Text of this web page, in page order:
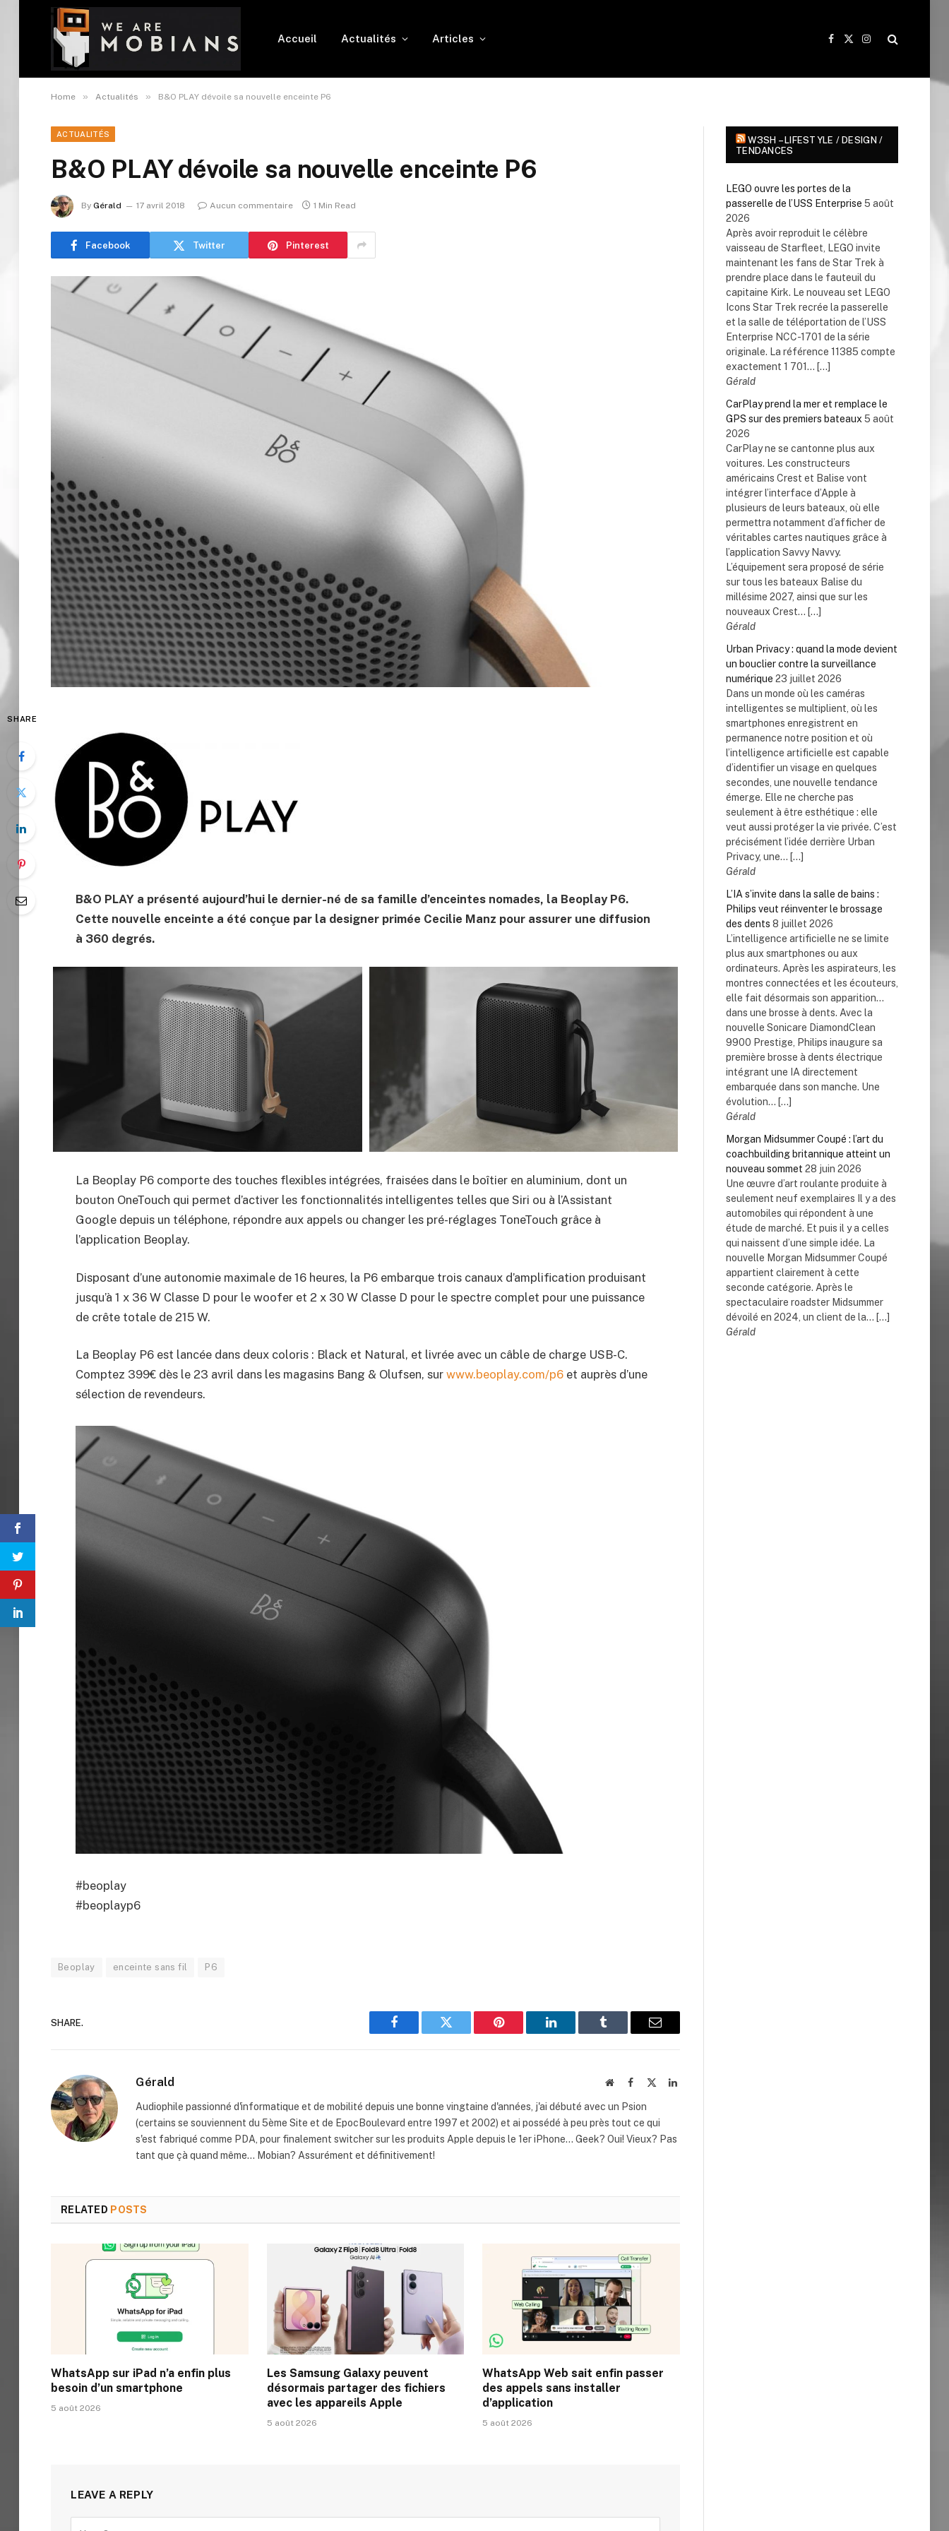
Accueil Actualités Articles
Facebook
X
Instagram
Home » Actualités » B&O PLAY dévoile sa nouvelle enceinte P6
ACTUALITÉS
B&O PLAY dévoile sa nouvelle enceinte P6
By Gérald 17 avril 2018 Aucun commentaire 1 Min Read
Facebook Twitter Pinterest
SHARE
B&O PLAY a présenté aujourd’hui le dernier-né de sa famille d’enceintes nomades, la Beoplay P6.
Cette nouvelle enceinte a été conçue par la designer primée Cecilie Manz pour assurer une diffusion
à 360 degrés.
La Beoplay P6 comporte des touches flexibles intégrées, fraisées dans le boîtier en aluminium, dont un
bouton OneTouch qui permet d’activer les fonctionnalités intelligentes telles queSiri ou à l’Assistant
Google depuis un téléphone, répondre aux appels ou changer les pré-réglages ToneTouch grâce à
l’application Beoplay.
Disposant d’une autonomie maximale de 16 heures, la P6 embarque trois canaux d’amplification produisant
jusqu’à 1 x 36 W Classe D pour le woofer et 2 x 30 W Classe D pour le spectre complet pour une puissance
de crête totale de 215 W.
La Beoplay P6 est lancée dans deux coloris : Black et Natural, et livrée avec un câble de charge USB-C.
Comptez 399€ dès le 23 avril dans les magasins Bang & Olufsen, surwww.beoplay.com/p6 et auprès d’une
sélection de revendeurs.
#beoplay
#beoplayp6
Beoplay enceinte sans fil P6
SHARE.
Facebook Twitter Pinterest LinkedIn Tumblr Email
Gérald WebsiteFacebook LinkedIn
Audiophile passionné d'informatique et de mobilité depuis une bonne vingtaine d'années, j'ai débuté avec un Psion
(certains se souviennent du 5ème Site et de EpocBoulevard entre 1997 et 2002) et ai possédé à peu près tout ce qui
s'est fabriqué comme PDA, pour finalement switcher sur les produits Apple depuis le 1er iPhone... Geek? Oui! Vieux? Pas
tant que çà quand même... Mobian? Assurément et définitivement!
RELATED POSTS
WhatsApp sur iPad n’a enfin plus
besoin d’un smartphone
5 août 2026
Les Samsung Galaxy peuvent
désormais partager des fichiers
avec les appareils Apple
5 août 2026
WhatsApp Web sait enfin passer
des appels sans installer
d’application
5 août 2026
LEAVE A REPLY
W3SH – LIFESTYLE / DESIGN /
TENDANCES
LEGO ouvre les portes de la
passerelle de l’USS Enterprise 5 août
2026
Après avoir reproduit le célèbre
vaisseau de Starfleet, LEGO invite
maintenant les fans de Star Trek à
prendre place dans le fauteuil du
capitaine Kirk. Le nouveau set LEGO
Icons Star Trek recrée la passerelle
et la salle de téléportation de l’USS
Enterprise NCC-1701 de la série
originale. La référence 11385 compte
exactement 1 701... […]
Gérald
CarPlay prend la mer et remplace le
GPS sur des premiers bateaux 5 août
2026
CarPlay ne se cantonne plus aux
voitures. Les constructeurs
américains Crest et Balise vont
intégrer l’interface d’Apple à
plusieurs de leurs bateaux, où elle
permettra notamment d’afficher de
véritables cartes nautiques grâce à
l’application Savvy Navvy.
L’équipement sera proposé de série
sur tous les bateaux Balise du
millésime 2027, ainsi que sur les
nouveaux Crest... […]
Gérald
Urban Privacy : quand la mode devient
un bouclier contre la surveillance
numérique 23 juillet 2026
Dans un monde où les caméras
intelligentes se multiplient, où les
smartphones enregistrent en
permanence notre position et où
l’intelligence artificielle est capable
d’identifier un visage en quelques
secondes, une nouvelle tendance
émerge. Elle ne cherche pas
seulement à être esthétique : elle
veut aussi protéger la vie privée. C’est
précisément l’idée derrière Urban
Privacy, une... […]
Gérald
L’IA s’invite dans la salle de bains :
Philips veut réinventer le brossage
des dents 8 juillet 2026
L’intelligence artificielle ne se limite
plus aux smartphones ou aux
ordinateurs. Après les aspirateurs, les
montres connectées et les écouteurs,
elle fait désormais son apparition…
dans une brosse à dents. Avec la
nouvelle Sonicare DiamondClean
9900 Prestige, Philips inaugure sa
première brosse à dents électrique
intégrant une IA directement
embarquée dans son manche. Une
évolution... […]
Gérald
Morgan Midsummer Coupé : l’art du
coachbuilding britannique atteint un
nouveau sommet 28 juin 2026
Une œuvre d’art roulante produite à
seulement neuf exemplaires Il y a des
automobiles qui répondent à une
étude de marché. Et puis il y a celles
qui naissent d’une simple idée. La
nouvelle Morgan Midsummer Coupé
appartient clairement à cette
seconde catégorie. Après le
spectaculaire roadster Midsummer
dévoilé en 2024, un client de la... […]
Gérald